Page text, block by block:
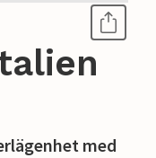
med